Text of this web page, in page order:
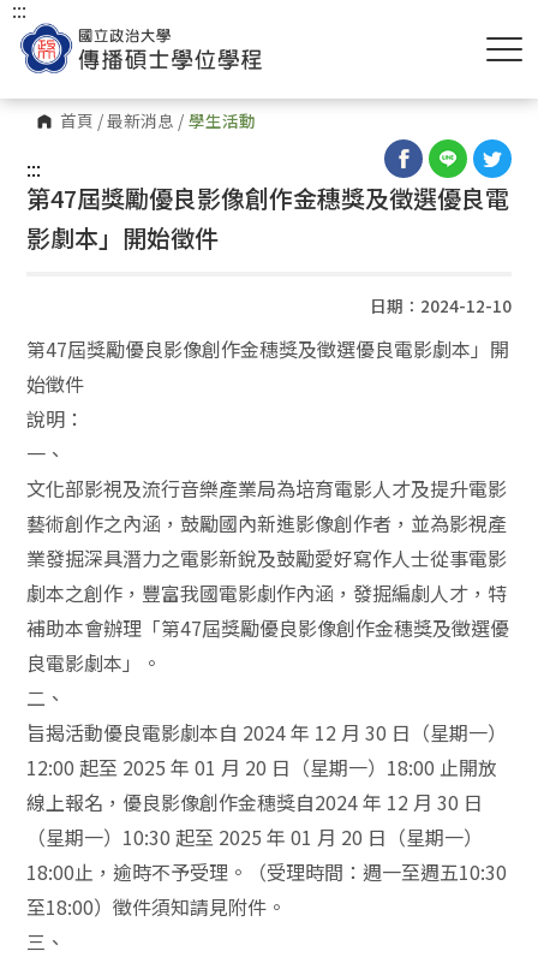
首頁 /最新消息 / 學生活動
:::
:::
第47屆獎勵優良影像創作金穗獎及徵選優良電
影劇本」開始徵件
日期：2024-12-10
第47屆獎勵優良影像創作金穗獎及徵選優良電影劇本」開
始徵件
說明：
一、
文化部影視及流行音樂產業局為培育電影人才及提升電影
藝術創作之內涵，鼓勵國內新進影像創作者，並為影視產
業發掘深具潛力之電影新銳及鼓勵愛好寫作人士從事電影
劇本之創作，豐富我國電影劇作內涵，發掘編劇人才，特
補助本會辦理「第47屆獎勵優良影像創作金穗獎及徵選優
良電影劇本」。
二、
旨揭活動優良電影劇本自 2024 年 12 月 30 日（星期一）
12:00 起至 2025 年 01 月 20 日（星期一）18:00 止開放
線上報名，優良影像創作金穗獎自2024 年 12 月 30 日
（星期一）10:30 起至 2025 年 01 月 20 日（星期一）
18:00止，逾時不予受理。（受理時間：週一至週五10:30
至18:00）徵件須知請見附件。
三、